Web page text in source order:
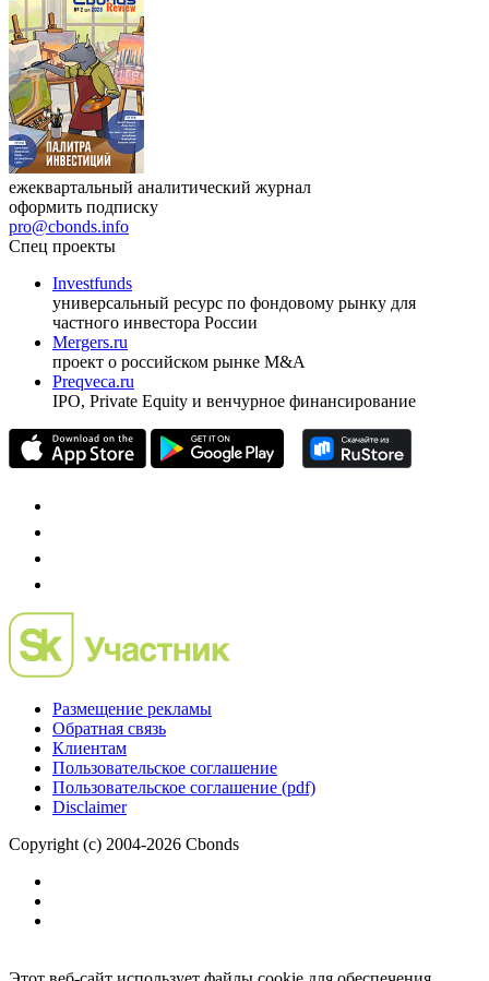
ежеквартальный аналитический журнал
оформить подписку
pro@cbonds.info
Спец проекты
Investfunds
универсальный ресурс по фондовому рынку для
частного инвестора России
Mergers.ru
проект о российском рынке M&A
Preqveca.ru
IPO, Private Equity и венчурное финансирование
Размещение рекламы
Обратная связь
Клиентам
Пользовательское соглашение
Пользовательское соглашение (pdf)
Disclaimer
Copyright (c) 2004-2026 Cbonds